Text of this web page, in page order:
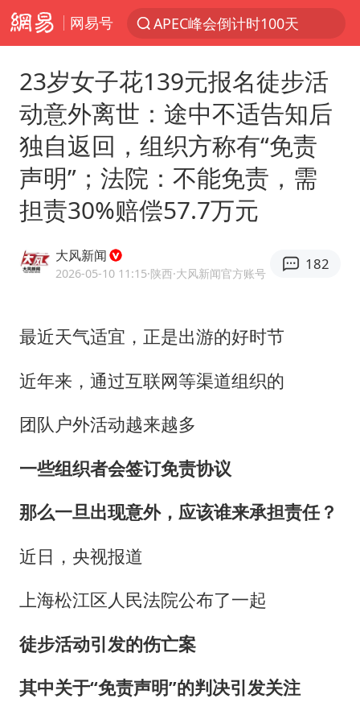
网易号
新能源汽车产业链提速
大连一起飞航班因乘客可乐爆瓶折返
SK海力士回应“或出售重庆工厂”传闻
白海豚突然大拐弯 走出罕见路线
今日103只涨停股5只跌停股
成都多趟列车临时停运
部分银行上调存款利率
23岁女子花139元报名徒步活
动意外离世：途中不适告知后
独自返回，组织方称有“免责
声明”；法院：不能免责，需
担责30%赔偿57.7万元
大风新闻
2026-05-10 11:15·陕西·大风新闻官方账号
182
最近天气适宜，正是出游的好时节
近年来，通过互联网等渠道组织的
团队户外活动越来越多
一些组织者会签订免责协议
那么一旦出现意外，应该谁来承担责任？
近日，央视报道
上海松江区人民法院公布了一起
徒步活动引发的伤亡案
其中关于“免责声明”的判决引发关注